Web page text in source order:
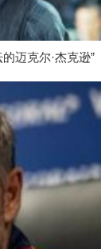
迈克尔·杰克逊”